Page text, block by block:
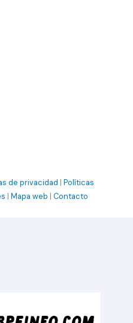
de privacidad | Políticas
| Mapa web | Contacto